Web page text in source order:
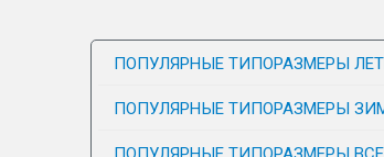
ПОПУЛЯРНЫЕ ТИПОРАЗМЕРЫ
ПОПУЛЯРНЫЕ ТИПОРАЗМЕРЫ